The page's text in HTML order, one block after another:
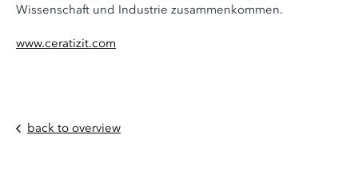
Wissenschaft und Industrie zusammenkommen.
www.ceratizit.com
back to overview